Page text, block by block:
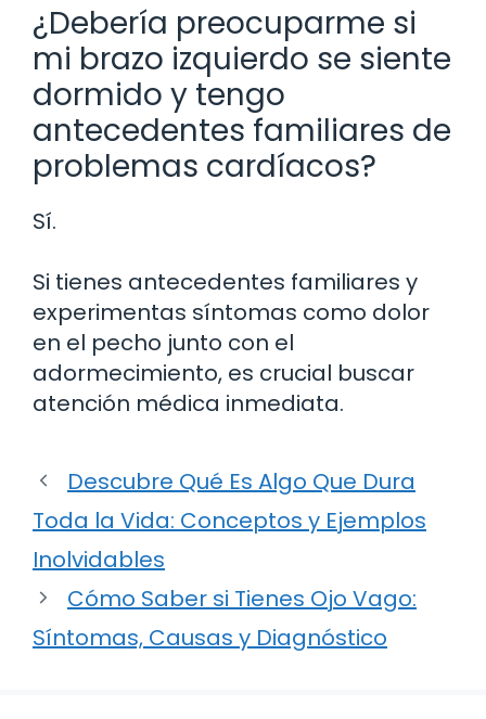
¿Debería preocuparme si
mi brazo izquierdo se siente
dormido y tengo
antecedentes familiares de
problemas cardíacos?
Sí.
Si tienes antecedentes familiares y
experimentas síntomas como dolor
en el pecho junto con el
adormecimiento, es crucial buscar
atención médica inmediata.
Descubre Qué Es Algo Que Dura
Toda la Vida: Conceptos y Ejemplos
Inolvidables
Cómo Saber si Tienes Ojo Vago:
Síntomas, Causas y Diagnóstico